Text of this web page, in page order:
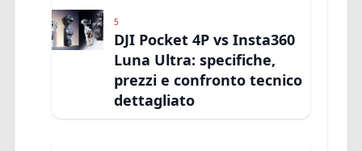
5
DJI Pocket 4P vs Insta360
Luna Ultra: specifiche,
prezzi e confronto tecnico
dettagliato